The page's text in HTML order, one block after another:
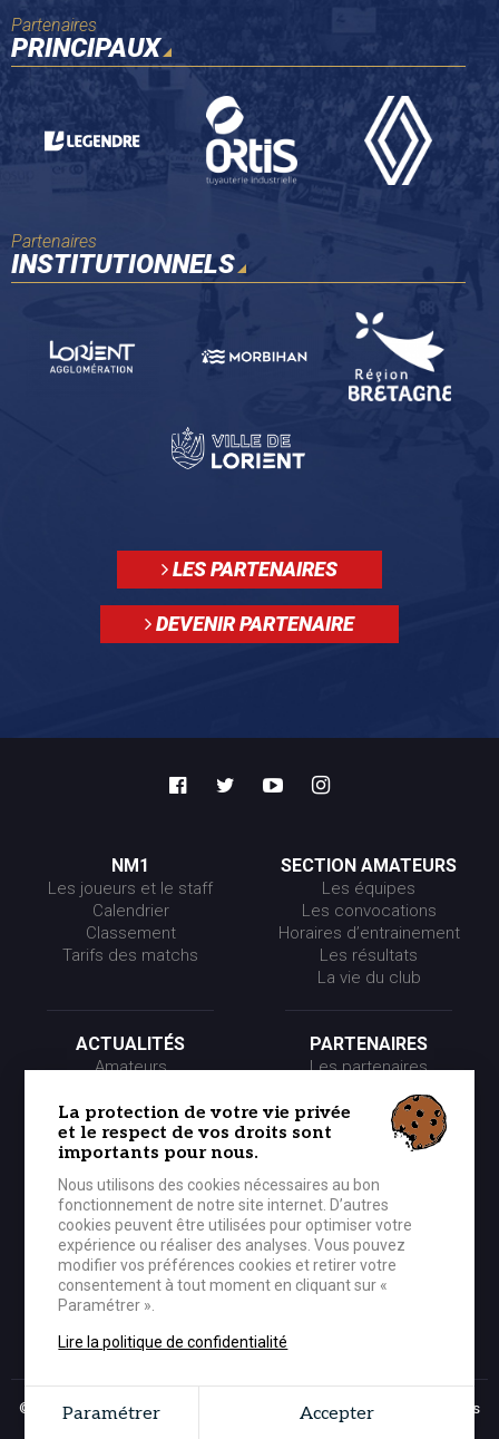
Partenaires
PRINCIPAUX
Partenaires
INSTITUTIONNELS
LES PARTENAIRES
DEVENIR PARTENAIRE
NM1
Les joueurs et le staff
Calendrier
Classement
Tarifs des matchs
SECTION AMATEURS
Les équipes
Les convocations
Horaires d’entrainement
Les résultats
La vie du club
ACTUALITÉS
Amateurs
Presse
Partenaires
PARTENAIRES
Les partenaires
Les offres partenaires
LE CLUB
Historique
Organigramme
MÉDIA
Photos
Vidéos
BOUTIQUE OFFICIELLE
© 2026 CEP Lorient Basket-Ball - Tous droits réservés -Mentions légales
La protection de votre vie privée
et le respect de vos droits sont
importants pour nous.
Nous utilisons des cookies nécessaires au bon
fonctionnement de notre site internet. D’autres
cookies peuvent être utilisées pour optimiser votre
expérience ou réaliser des analyses. Vous pouvez
modifier vos préférences cookies et retirer votre
consentement à tout moment en cliquant sur «
Paramétrer ».
Lire la politique de confidentialité
Paramétrer Accepter